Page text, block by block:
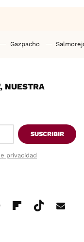
Gazpacho
NUESTRA
SUSCRIBIR
privacidad